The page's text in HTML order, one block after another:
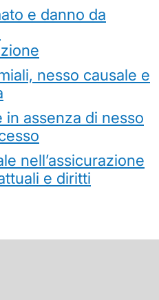
e danno da
nesso causale e
in assenza di nesso
nell’assicurazione
e diritti